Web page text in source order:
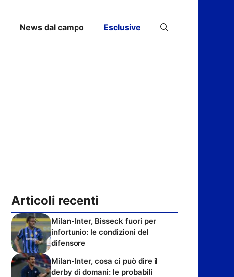
News dal campo Esclusive
Articoli recenti
Milan-Inter, Bisseck fuori per
infortunio: le condizioni del
difensore
Milan-Inter, cosa ci può dire il
derby di domani: le probabili